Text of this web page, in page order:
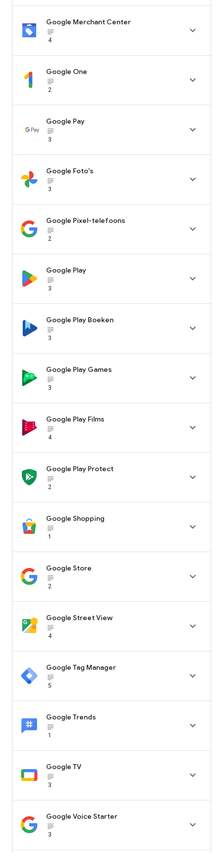
Google Merchant Center
subject_black
4

Google One
subject_black
2

Google Pay
subject_black
3

Google Foto's
subject_black
3

Google Pixel-telefoons
subject_black
2

Google Play
subject_black
3

Google Play Boeken
subject_black
3

Google Play Games
subject_black
3

Google Play Films
subject_black
4

Google Play Protect
subject_black
2

Google Shopping
subject_black
1

Google Store
subject_black
2

Google Street View
subject_black
4

Google Tag Manager
subject_black
5

Google Trends
subject_black
1

Google TV
subject_black
3

Google Voice Starter
subject_black
3
